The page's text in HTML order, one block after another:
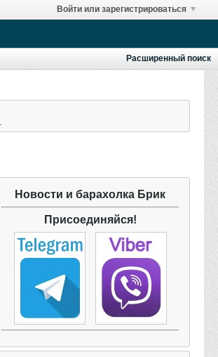
Войти или зарегистрироваться
Расширенный поиск
Новости и барахолка Брик
Присоединяйся!